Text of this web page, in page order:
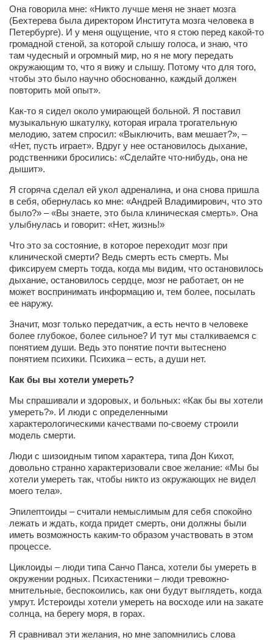
Она говорила мне: «Никто лучше меня не знает мозга
(Бехтерева была директором Института мозга человека в
Петербурге). И у меня ощущение, что я стою перед какой-то
громадной стеной, за которой слышу голоса, и знаю, что
там чудесный и огромный мир, но я не могу передать
окружающим то, что я вижу и слышу. Потому что для того,
чтобы это было научно обоснованно, каждый должен
повторить мой опыт».
Как-то я сидел около умирающей больной. Я поставил
музыкальную шкатулку, которая играла трогательную
мелодию, затем спросил: «Выключить, вам мешает?», –
«Нет, пусть играет». Вдруг у нее остановилось дыхание,
родственники бросились: «Сделайте что-нибудь, она не
дышит».
Я сгоряча сделал ей укол адреналина, и она снова пришла
в себя, обернулась ко мне: «Андрей Владимирович, что это
было?» – «Вы знаете, это была клиническая смерть». Она
улыбнулась и говорит: «Нет, жизнь!»
Что это за состояние, в которое переходит мозг при
клинической смерти? Ведь смерть есть смерть. Мы
фиксируем смерть тогда, когда мы видим, что остановилось
дыхание, остановилось сердце, мозг не работает, он не
может воспринимать информацию и, тем более, посылать
ее наружу.
Значит, мозг только передатчик, а есть нечто в человеке
более глубокое, более сильное? И тут мы сталкиваемся с
понятием души. Ведь это понятие почти вытеснено
понятием психики. Психика – есть, а души нет.
Как бы вы хотели умереть?
Мы спрашивали и здоровых, и больных: «Как бы вы хотели
умереть?». И люди с определенными
характерологическими качествами по-своему строили
модель смерти.
Люди с шизоидным типом характера, типа Дон Кихот,
довольно странно характеризовали свое желание: «Мы бы
хотели умереть так, чтобы никто из окружающих не видел
моего тела».
Эпилептоиды – считали немыслимым для себя спокойно
лежать и ждать, когда придет смерть, они должны были
иметь возможность каким-то образом участвовать в этом
процессе.
Циклоиды – люди типа Санчо Панса, хотели бы умереть в
окружении родных. Психастеники – люди тревожно-
мнительные, беспокоились, как они будут выглядеть, когда
умрут. Истероиды хотели умереть на восходе или на закате
солнца, на берегу моря, в горах.
Я сравнивал эти желания, но мне запомнились слова